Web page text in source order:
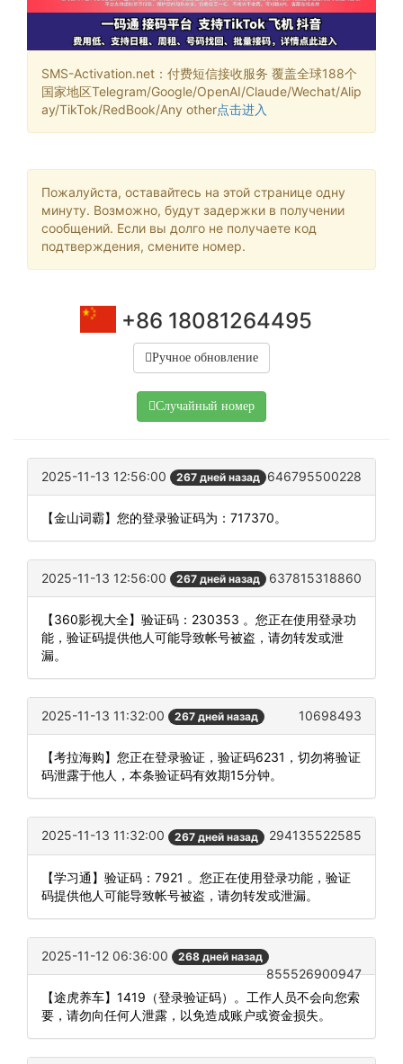
SMS-Activation.net：付费短信接收服务 覆盖全球188个
国家地区Telegram/Google/OpenAI/Claude/Wechat/Alip
ay/TikTok/RedBook/Any other点击进入
Пожалуйста, оставайтесь на этой странице одну
минуту. Возможно, будут задержки в получении
сообщений. Если вы долго не получаете код
подтверждения, смените номер.
+86 18081264495
Ручное обновление
Случайный номер
2025-11-13 12:56:00 267 дней назад 646795500228
【金山词霸】您的登录验证码为：717370。
2025-11-13 12:56:00 267 дней назад 637815318860
【360影视大全】验证码：230353 。您正在使用登录功
能，验证码提供他人可能导致帐号被盗，请勿转发或泄
漏。
2025-11-13 11:32:00 267 дней назад 10698493
【考拉海购】您正在登录验证，验证码6231，切勿将验证
码泄露于他人，本条验证码有效期15分钟。
2025-11-13 11:32:00 267 дней назад 294135522585
【学习通】验证码：7921 。您正在使用登录功能，验证
码提供他人可能导致帐号被盗，请勿转发或泄漏。
2025-11-12 06:36:00 268 дней назад
855526900947
【途虎养车】1419（登录验证码）。工作人员不会向您索
要，请勿向任何人泄露，以免造成账户或资金损失。